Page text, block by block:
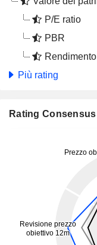
P/E ratio
PBR
Rendimento
Più rating
Rating Consensus